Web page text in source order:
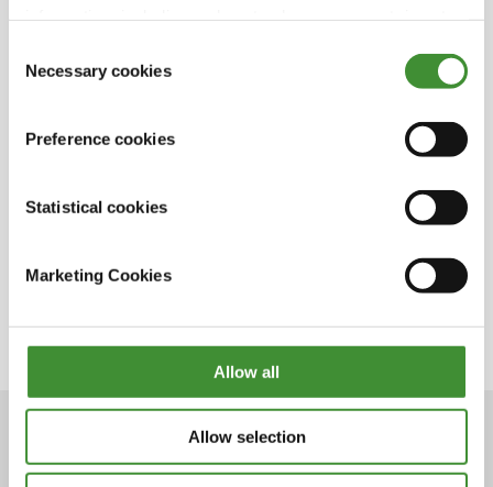
Selection
Necessary cookies
Preference cookies
Statistical cookies
Marketing Cookies
Allow all
Allow selection
Wussten Sie?
Krysten Andersons Vater fuhr den berühmten
Krysten glaubt, dass Talent alleine, ohne
Krysten Anderson ist die Gewinnerin des